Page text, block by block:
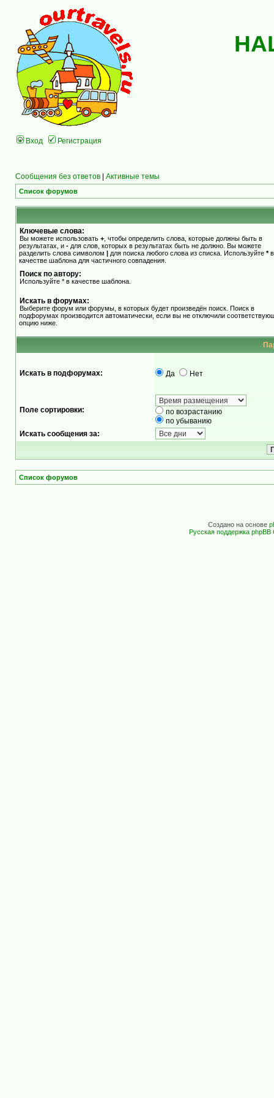
Вход Регистрация
Сообщения без ответов | Активные темы
Список форумов
Ключевые слова:
Вы можете использовать + , чтобы определить слова, которые должны быть в
результатах, и - для слов, которых в результатах быть не должно. Вы можете
разделить слова символом | для поиска любого слова из списка. Используйте *в
качестве шаблона для частичного совпадения.
Поиск по автору:
Используйте * в качестве шаблона.
Искать в форумах:
Выберите форум или форумы, в которых будет произведён поиск. Поиск в
подфорумах производится автоматически, если вы не отключили
опцию ниже.
Искать в подфорумах: Да Нет
Поле сортировки:
по возрастанию
по убыванию
Искать сообщения за:
Список форумов
Создано на основе
Русская поддержка phpBB